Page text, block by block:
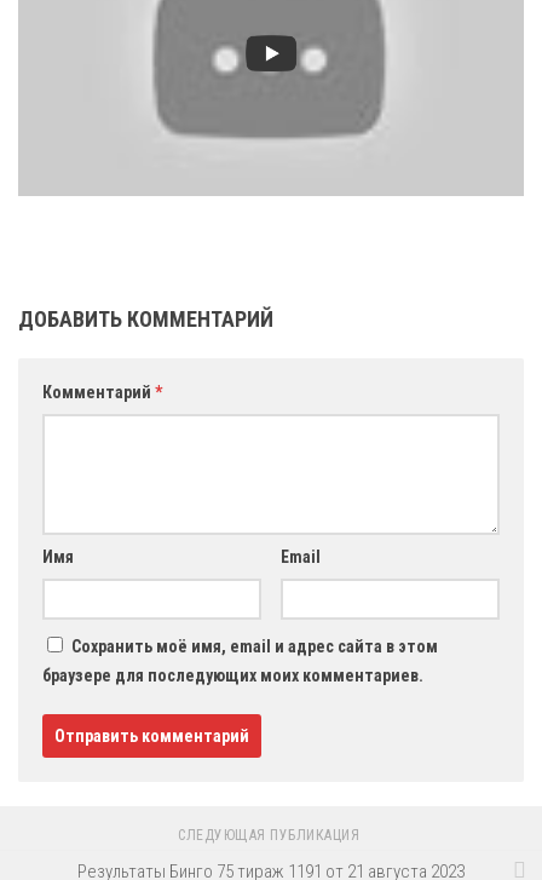
ДОБАВИТЬ КОММЕНТАРИЙ
Комментарий *
Имя Email
Сохранить моё имя, email и адрес сайта в этом
браузере для последующих моих комментариев.
СЛЕДУЮЩАЯ ПУБЛИКАЦИЯ
Результаты Бинго 75 тираж 1191 от 21 августа 2023